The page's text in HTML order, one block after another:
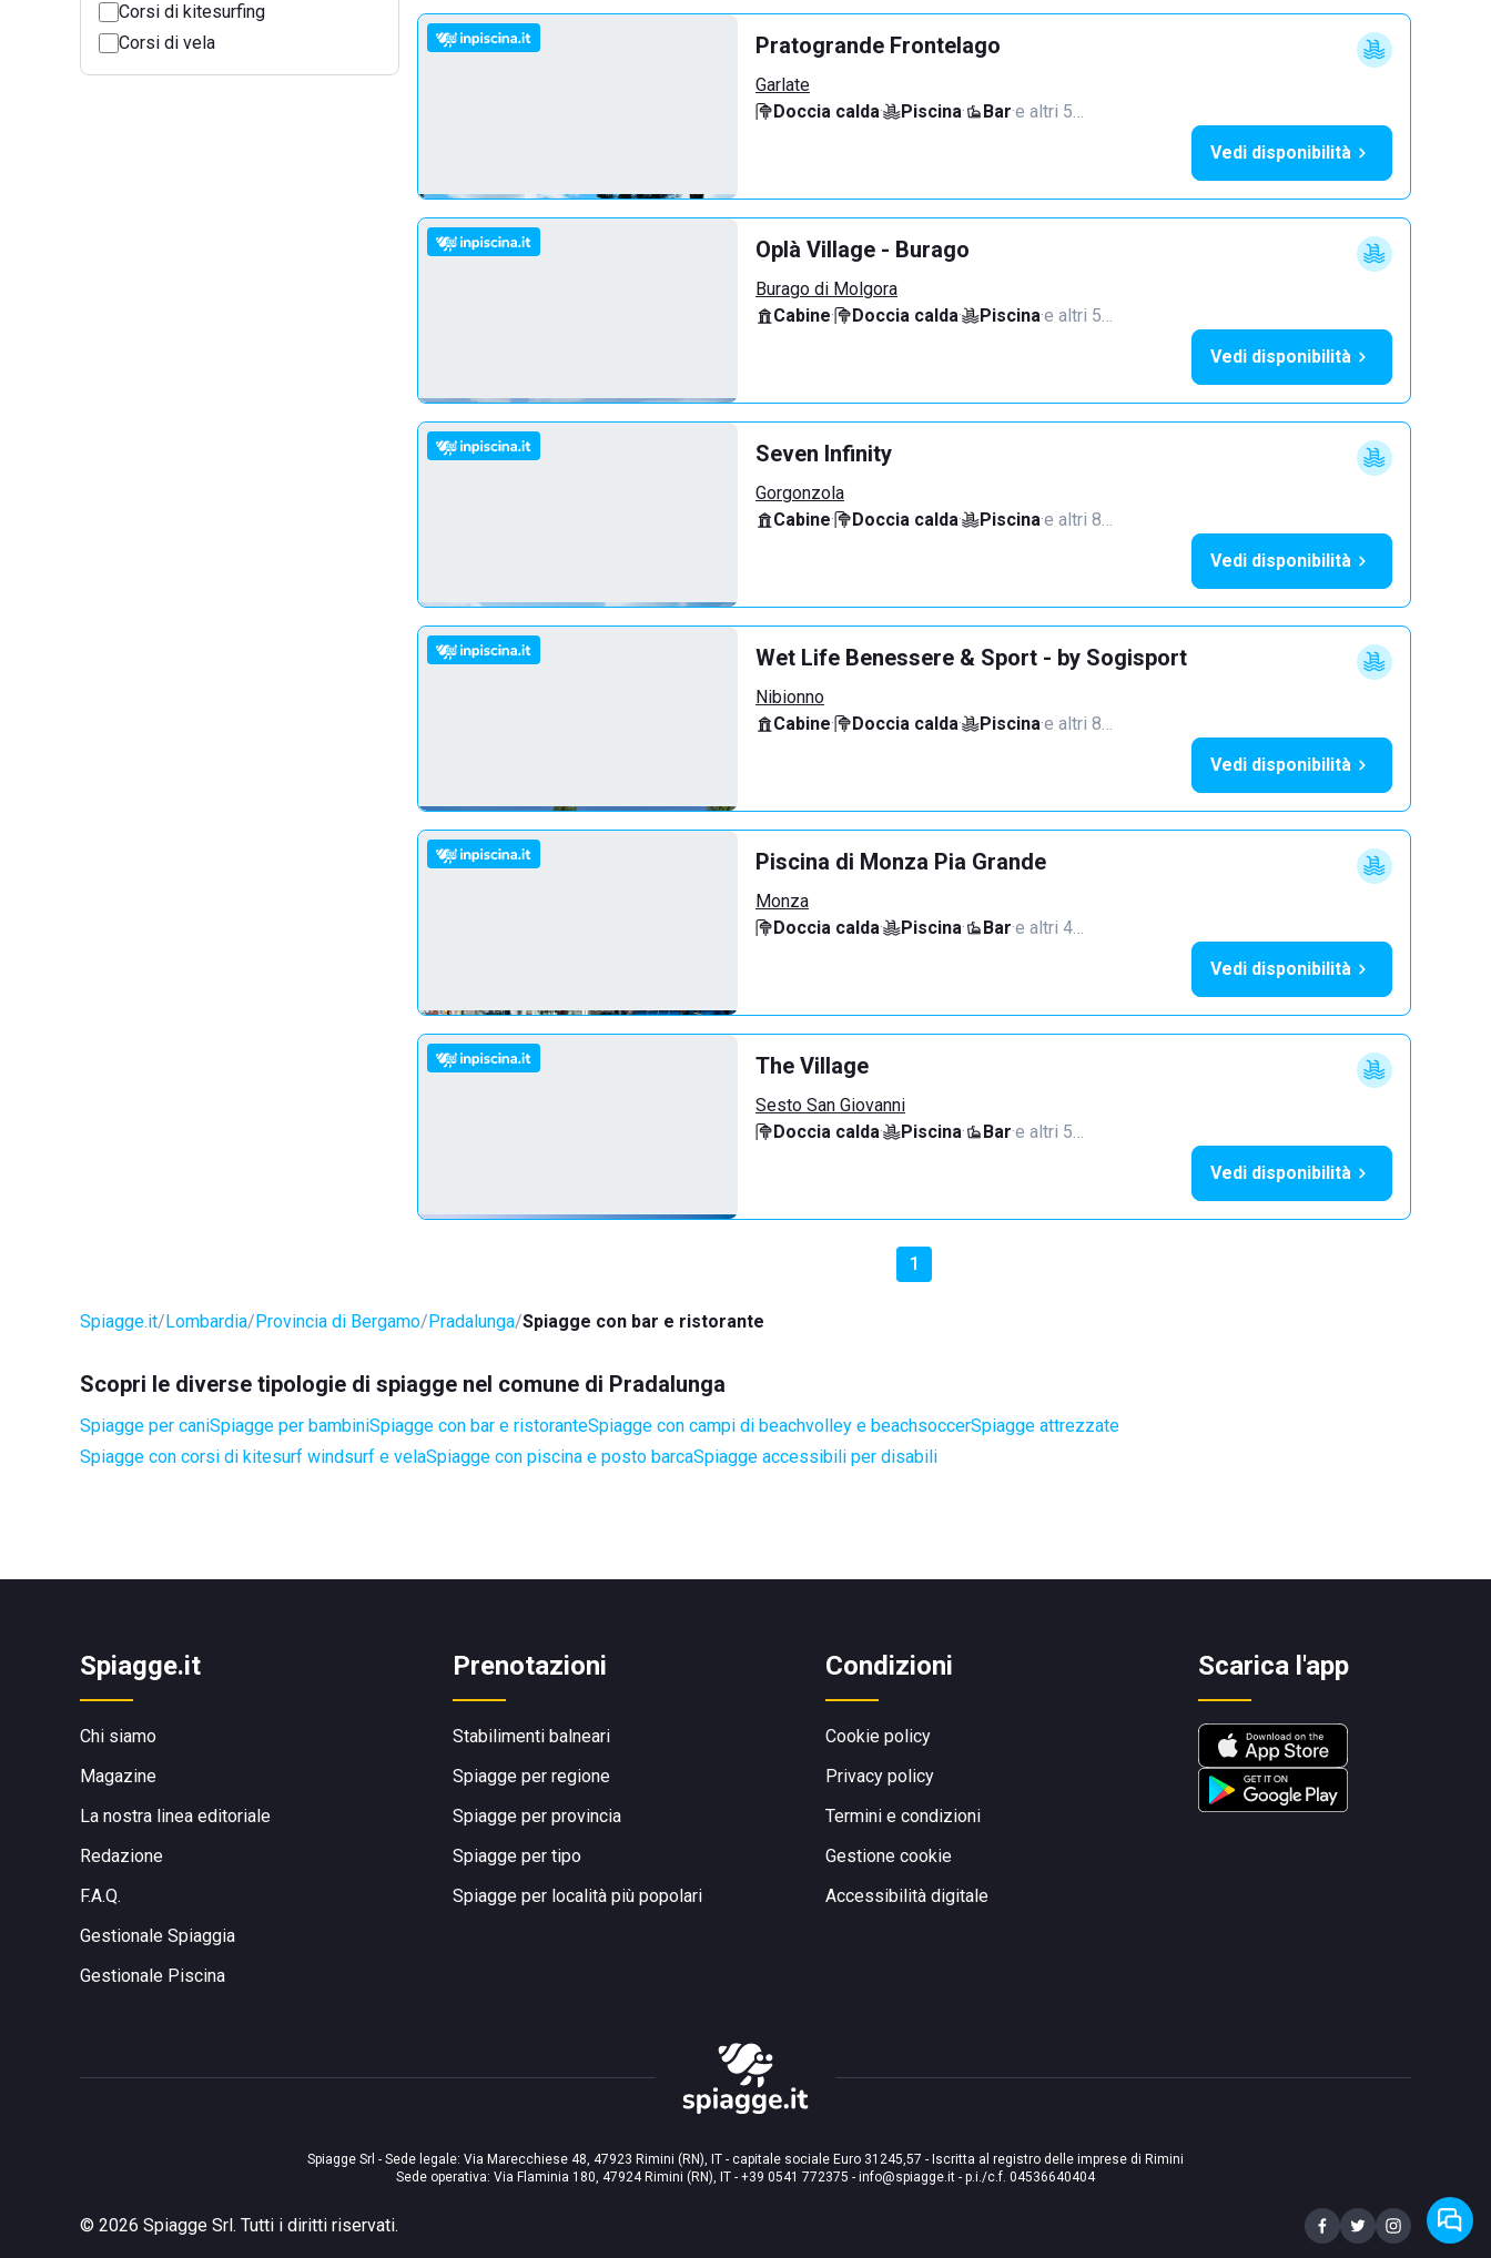
Corsi di kitesurfing
Corsi di vela
Pratogrande Frontelago
Garlate
Doccia calda· Piscina· Bar·e altri 5…
Vedi disponibilità
Oplà Village - Burago
Burago di Molgora
Cabine· Doccia calda· Piscina·e altri 5…
Vedi disponibilità
Seven Infinity
Gorgonzola
Cabine· Doccia calda· Piscina·e altri 8…
Vedi disponibilità
Wet Life Benessere & Sport - by Sogisport
Nibionno
Cabine· Doccia calda· Piscina·e altri 8…
Vedi disponibilità
Piscina di Monza Pia Grande
Monza
Doccia calda· Piscina· Bar·e altri 4…
Vedi disponibilità
The Village
Sesto San Giovanni
Doccia calda· Piscina· Bar·e altri 5…
Vedi disponibilità
1
Spiagge.it Lombardia Provincia di Bergamo Pradalunga Spiagge con bar e ristorante
Scopri le diverse tipologie di spiagge nel comune di Pradalunga
Spiagge per caniSpiagge per bambiniSpiagge con bar e ristoranteSpiagge con campi di beachvolley e beachsoccerSpiagge attrezzate
Spiagge con corsi di kitesurf windsurf e velaSpiagge con piscina e posto barcaSpiagge accessibili per disabili
Spiagge.it
Chi siamo
Magazine
La nostra linea editoriale
Redazione
F.A.Q.
Gestionale Spiaggia
Gestionale Piscina
Prenotazioni
Stabilimenti balneari
Spiagge per regione
Spiagge per provincia
Spiagge per tipo
Spiagge per località più popolari
Condizioni
Cookie policy
Privacy policy
Termini e condizioni
Gestione cookie
Accessibilità digitale
Scarica l'app
Spiagge Srl - Sede legale: Via Marecchiese 48, 47923 Rimini (RN), IT - capitale sociale Euro 31245,57 - Iscritta al registro delle imprese di Rimini
Sede operativa: Via Flaminia 180, 47924 Rimini (RN), IT - +39 0541 772375 - info@spiagge.it - p.i./c.f. 04536640404
© 2026 Spiagge Srl. Tutti i diritti riservati.